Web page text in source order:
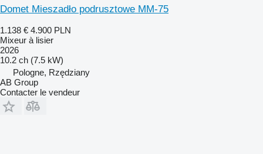
Domet Mieszadło podrusztowe MM-75
1.138 € 4.900 PLN
Mixeur à lisier
2026
10.2 ch (7.5 kW)
Pologne, Rzędziany
AB Group
Contacter le vendeur